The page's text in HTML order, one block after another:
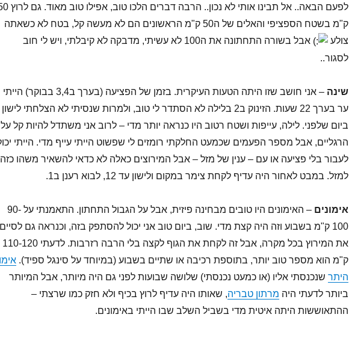
לפעם הבאה.. אל תבינו אותי לא נכון.. הרבה דברים הלכו
ק"מ בשטח הספציפי והאלים של ה50 ק"מ הראשונים הם לא מעשה קל, בטח לא כשאתה
צולע
אבל בשורה התחתונה את ה100 לא עשיתי, מדבקה לא קיבלתי, ויש לי חוב
לסגור..
שינה
– אני חושב שזו היתה הטעות העיקרית. בזמן של הפציעה (בערך ב3,4 בבוקר) הייתי
ער בערך 22 שעות. הזינוק ב2 בלילה לא הסתדר לי טוב, ולמרות שנסיתי לא הצלחתי לישון
ביום שלפני. לילה, עייפות ושטח רטוב היו כנראה יותר מדי – לרוב אני משתדל להיות קל על
הרגליים, אבל מספר הפעמים שכמעט החלקתי רומזים לי שפשוט הייתי עייף מדי. הייתי
לעבור בלי פציעה או עם – ענין של מזל – אבל המירוצים כאלה לא כדאי להשאיר משהו כזה
למזל. במבט לאחור היה עדיף לקחת צימר במקום ולישון עד 12, לבוא רענן ב1.
אימונים
– האימונים היו טובים מבחינה פיזית, אבל על הגבול התחתון. התאמנתי על 90-
100 ק"מ בשבוע וזה היה קצת מדי. שוב, ביום טוב אני יכול להסתפק בזה, וכנראה גם לסיים
את המירוץ בכל מקרה, אבל זה לקחת את הגוף לקצה בלי הרבה רזרבות. לדעתי 110-120
ק"מ הוא מספר טוב יותר, בתוספת רכיבה או שתיים בשבוע (במיוחד על סינגל ספיד).
היתרשנכנסתי אליו (או כמעט נכנסתי) שלושה שבועות לפני גם היה מיותר, אבל המיותר
ביותר לדעתי היה מרתון טבריה, שאותו היה עדיף לרוץ בכיף ולא חזק כמו שרצתי –
ההתאוששות היתה איטית מדי בשביל השלב שבו הייתי באימונים.